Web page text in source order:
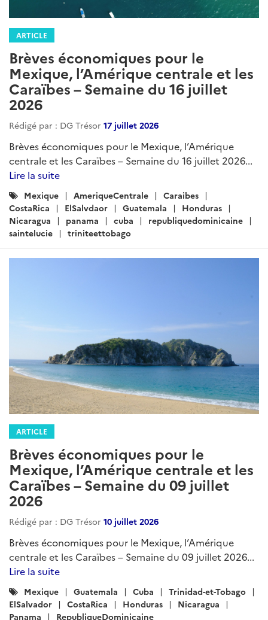
ARTICLE
Brèves économiques pour le
Mexique, l’Amérique centrale et les
Caraïbes – Semaine du 16 juillet
2026
Rédigé par : DG Trésor 17 juillet 2026
Brèves économiques pour le Mexique, l’Amérique
centrale et les Caraïbes – Semaine du 16 juillet 2026...
Lire la suite
Catégories
:
Mexique AmeriqueCentrale
Caraibes
CostaRica
ElSalvdaor Guatemala
Honduras
Nicaragua
panama cuba
republiquedominicaine
saintelucie
triniteettobago
ARTICLE
Brèves économiques pour le
Mexique, l’Amérique centrale et les
Caraïbes – Semaine du 09 juillet
2026
Rédigé par : DG Trésor 10 juillet 2026
Brèves économiques pour le Mexique, l’Amérique
centrale et les Caraïbes – Semaine du 09 juillet 2026...
Lire la suite
Catégories
:
Mexique Guatemala Cuba
Trinidad-et-Tobago
ElSalvador
CostaRica Honduras
Nicaragua
Panama
RepubliqueDominicaine